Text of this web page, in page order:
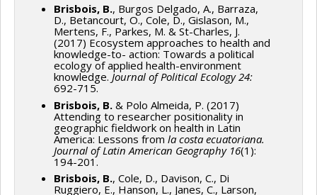
Brisbois, B., Burgos Delgado, A., Barraza,
D., Betancourt, O., Cole, D., Gislason, M.,
Mertens, F., Parkes, M. & St-Charles, J.
(2017) Ecosystem approaches to health and
knowledge-to- action: Towards a political
ecology of applied health-environment
knowledge. Journal of Political Ecology 24:
692-715.
Brisbois, B. & Polo Almeida, P. (2017)
Attending to researcher positionality in
geographic fieldwork on health in Latin
America: Lessons from la costa ecuatoriana.
Journal of Latin American Geography 16(1):
194-201.
Brisbois, B., Cole, D., Davison, C., Di
Ruggiero, E., Hanson, L., Janes, C., Larson,